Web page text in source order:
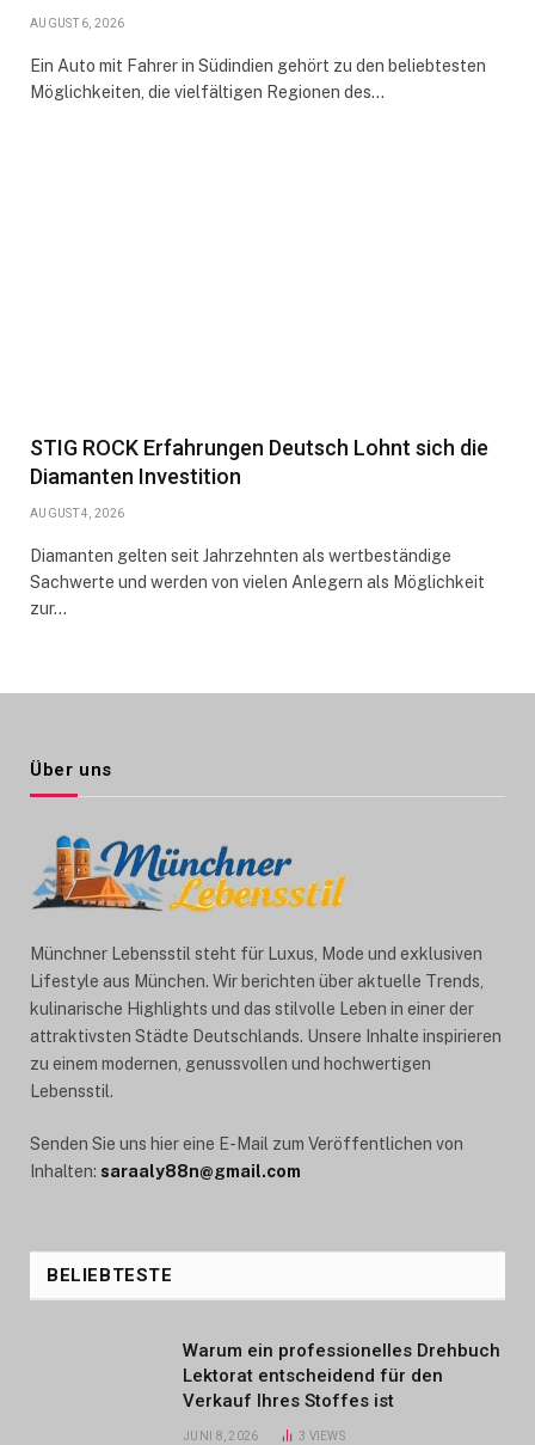
AUGUST 6, 2026
Ein Auto mit Fahrer in Südindien gehört zu den beliebtesten
Möglichkeiten, die vielfältigen Regionen des…
STIG ROCK Erfahrungen Deutsch Lohnt sich die
Diamanten Investition
AUGUST 4, 2026
Diamanten gelten seit Jahrzehnten als wertbeständige
Sachwerte und werden von vielen Anlegern als Möglichkeit
zur…
Über uns
Münchner Lebensstil steht für Luxus, Mode und exklusiven
Lifestyle aus München. Wir berichten über aktuelle Trends,
kulinarische Highlights und das stilvolle Leben in einer der
attraktivsten Städte Deutschlands. Unsere Inhalte inspirieren
zu einem modernen, genussvollen und hochwertigen
Lebensstil.
Senden Sie uns hier eine E-Mail zum Veröffentlichen von
Inhalten: saraaly88n@gmail.com
BELIEBTESTE
Warum ein professionelles Drehbuch
Lektorat entscheidend für den
Verkauf Ihres Stoffes ist
JUNI 8, 2026 3 VIEWS